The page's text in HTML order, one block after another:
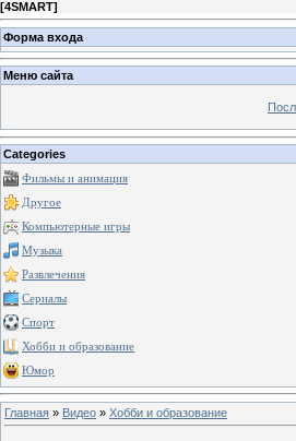
[4SMART]
Форма входа
Меню сайта
Categories
Фильмы и анимация
Другое
Компьютерные игры
Музыка
Развлечения
Сериалы
Спорт
Хобби и образование
Юмор
Главная » Видео » Хобби и образование